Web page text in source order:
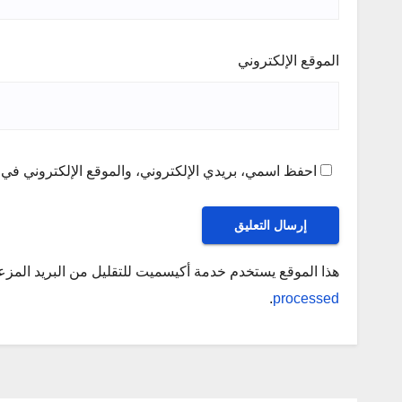
الموقع الإلكتروني
احفظ اسمي، بريدي الإلكتروني، والموقع الإلكتروني
هذا الموقع يستخدم خدمة أكيسميت للتقليل من البريد
processed
.